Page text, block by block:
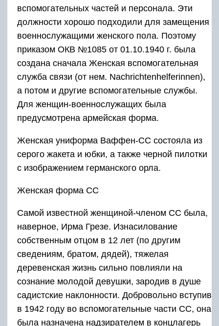
вспомогательных частей и персонала. Эти
должности хорошо подходили для замещения
военнослужащими женского пола. Поэтому
приказом ОКВ №1085 от 01.10.1940 г. была
создана сначала Женская вспомогательная
служба связи (от нем. Nachrichtenhelferinnen),
а потом и другие вспомогательные службы.
Для женщин-военнослужащих была
предусмотрена армейская форма.
Женская униформа Ваффен-СС состояла из
серого жакета и юбки, а также черной пилотки
с изображением германского орла.
Женская форма СС
Самой известной женщиной-членом СС была,
наверное, Ирма Грезе. Изнасилование
собственным отцом в 12 лет (по другим
сведениям, братом, дядей), тяжелая
деревенская жизнь сильно повлияли на
сознание молодой девушки, зародив в душе
садистские наклонности. Добровольно вступив
в 1942 году во вспомогательные части СС, она
была назначена надзирателем в концлагерь